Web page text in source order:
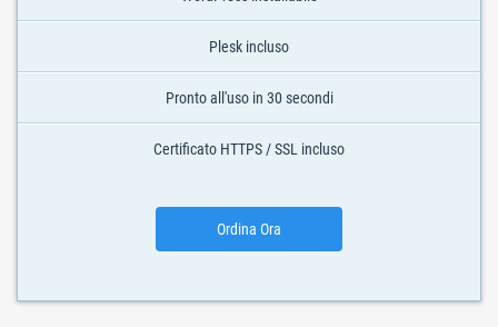
Plesk incluso
Pronto all'uso in 30 secondi
Certificato HTTPS / SSL incluso
Ordina Ora